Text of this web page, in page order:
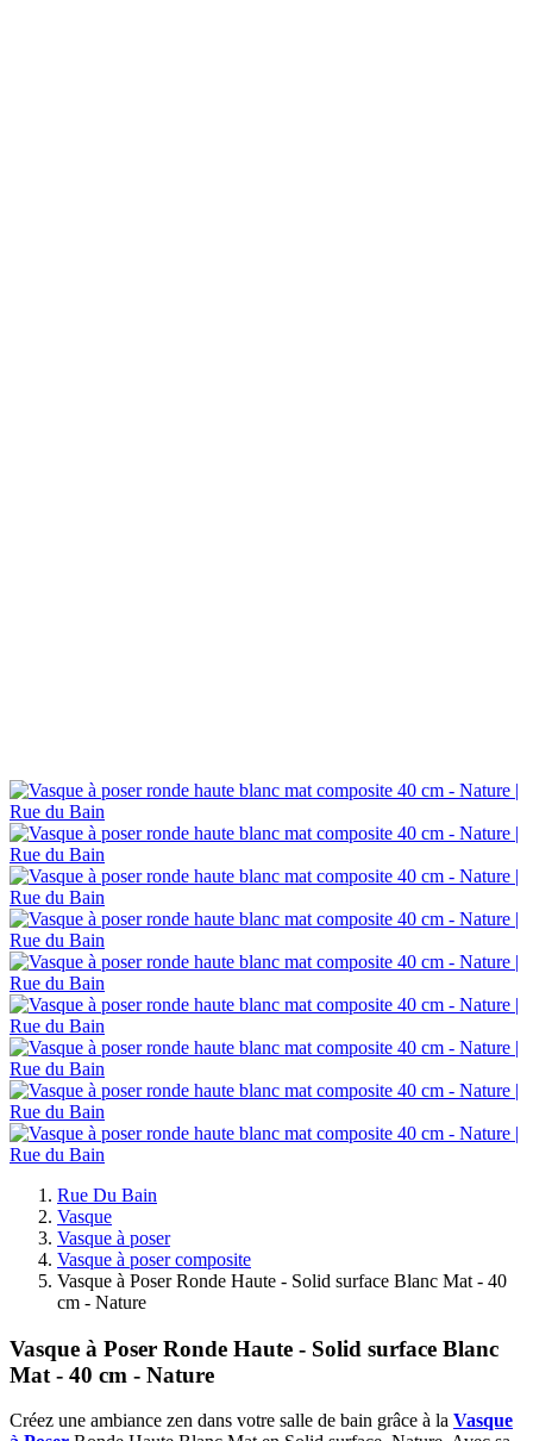
Rue Du Bain
Vasque
Vasque à poser
Vasque à poser composite
Vasque à Poser Ronde Haute - Solid surface Blanc Mat - 40
cm - Nature
Vasque à Poser Ronde Haute - Solid surface Blanc
Mat - 40 cm - Nature
Créez une ambiance zen dans votre salle de bain grâce à la Vasque